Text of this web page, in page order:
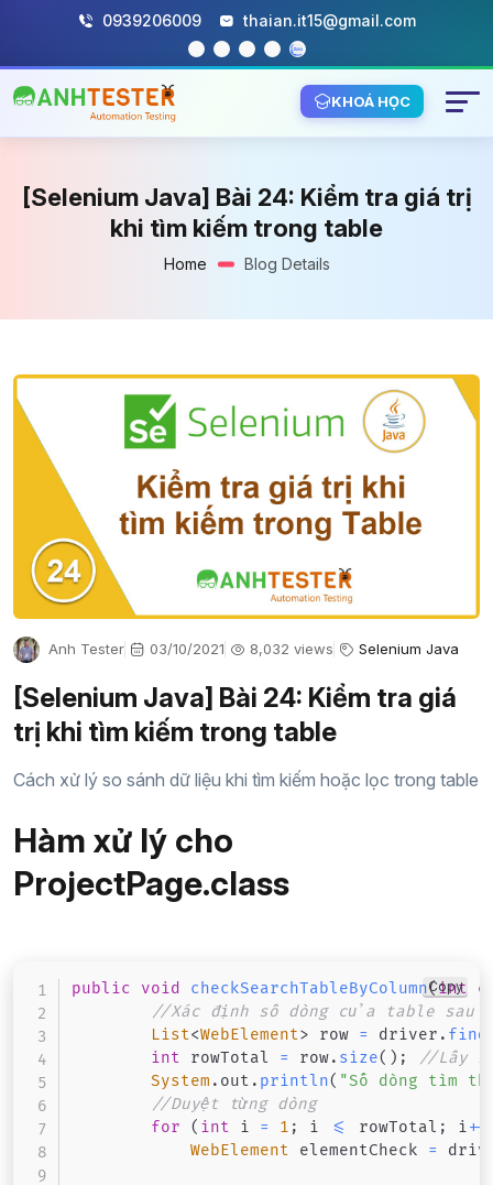
0939206009 thaian.it15@gmail.com
KHOÁ HỌC
[Selenium Java] Bài 24: Kiểm tra giá trị
khi tìm kiếm trong table
Home Blog Details
Anh Tester 03/10/2021 8,032 views Selenium Java
[Selenium Java] Bài 24: Kiểm tra giá
trị khi tìm kiếm trong table
Cách xử lý so sánh dữ liệu khi tìm kiếm hoặc lọc trong table
Hàm xử lý cho
ProjectPage.class
public void checkSearchTableByColumn(int
//Xác định số dòng của table sau
List<WebElement> row = driver .
int rowTotal = row. size( ) ;
//Lấy
System . out . println( "Số dòng tìm
//Duyệt từng dòng
for
( int i = 1 ; i <= rowTotal ; i++
WebElement elementCheck =
Copy